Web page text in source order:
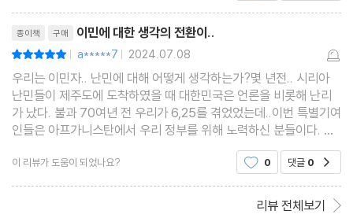
종이책 구매 이민에 대한 생각의 전환이..
| a*****7 | 2024.07.08
우리는 이민자.. 난민에 대해 어떻게 생각하는가?몇 년전.. 시리아
난민들이 제주도에 도착하였을 때 대한민국은 언론을 비롯해 난리
가 났다. 불과 70여년 전 우리가 6,25를 겪었었는데..이번 특별기여
인들은 아프가니스탄에서 우리 정부를 위해 노력하신 분들이다. 이
분들이 낯선 나라.. 한국에 와서 잘 정착해서 살아갔으면 좋겠다.
이 리뷰가 도움이 되었나요? 0 댓글 0
리뷰 전체보기